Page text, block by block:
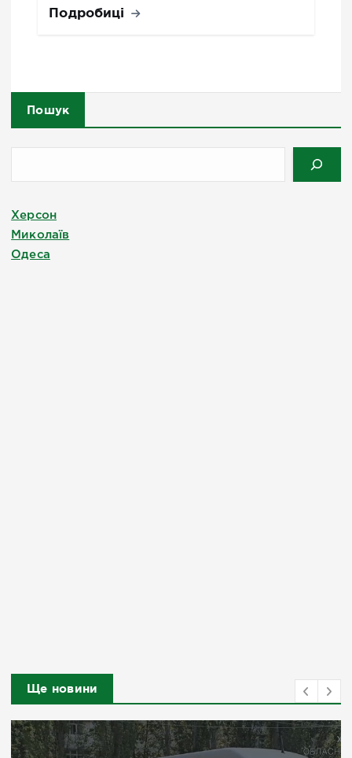
Подробиці
Пошук
Херсон
Миколаїв
Одеса
Ще новини